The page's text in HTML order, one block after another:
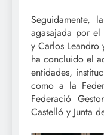
Seguidamente,
agasajada por el
y Carlos Leandro
ha concluido el
entidades,
como a la
Federació
Castelló y Junta